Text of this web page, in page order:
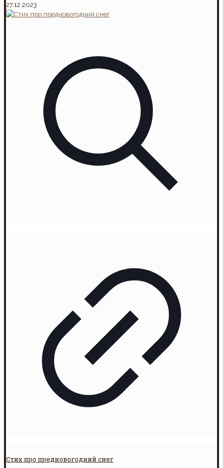
27.12.2023
Стих про предновогодний снег